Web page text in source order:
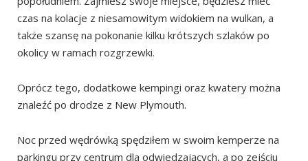
czas na kolacje z niesamowitym widokiem na wulkan, a
także szansę na pokonanie kilku krótszych szlaków po
okolicy w ramach rozgrzewki.
Oprócz tego, dodatkowe kempingi oraz kwatery można
znaleźć po drodze z New Plymouth.
Noc przed wędrówką spędziłem w swoim kemperze na
parkingu przy centrum dla odwiedzających, a po zejściu